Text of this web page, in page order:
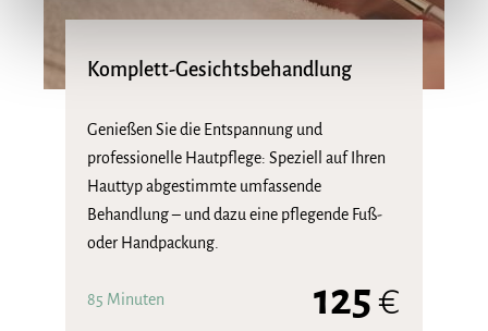
Komplett-Gesichtsbehandlung
Genießen Sie die Entspannung und
professionelle Hautpflege: Speziell auf Ihren
Hauttyp abgestimmte umfassende
Behandlung – und dazu eine pflegende Fuß-
oder Handpackung.
85 Minuten 125€